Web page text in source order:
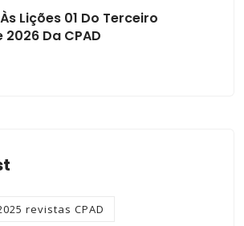
Lições 01 Do Terceiro
Da CPAD
revistas CPAD